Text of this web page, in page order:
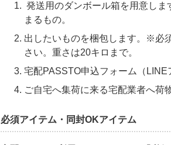
発送用のダンボール箱を用意し
まるもの。
出したいものを梱包します。※必
さい。重さは20キロまで。
宅配PASSTO申込フォーム（LINE
ご自宅へ集荷に来る宅配業者へ荷
必須アイテム・同封OKアイテム